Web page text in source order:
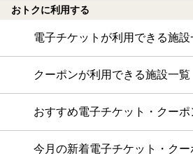
おトクに利用する
電子チケットが利用できる施設
クーポンが利用できる施設一覧
おすすめ電子チケット・クーポ
今月の新着電子チケット・クー